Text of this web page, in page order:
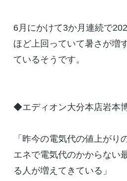
6月にかけて3か月連続で
ほど上回っていて暑さが増
ているそうです。
◆エディオン大分本店岩本
「昨今の電気代の値上がり
エネで電気代のかからない
る人が増えてきている」